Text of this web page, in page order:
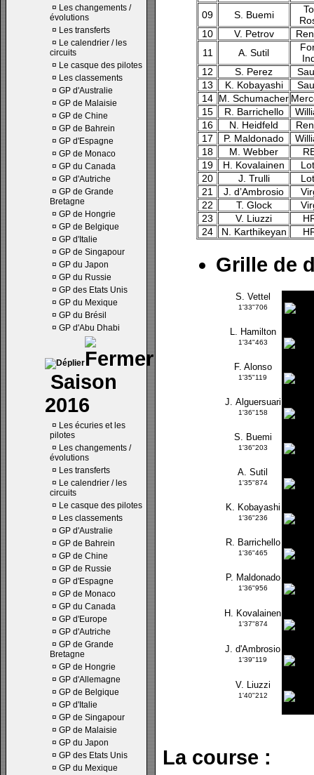
¤ Les changements /
évolutions
¤ Les transferts
¤ Le calendrier / les
circuits
¤ Le casque des pilotes
¤ Les classements
¤ GP d'Australie
¤ GP de Malaisie
¤ GP de Chine
¤ GP de Bahrein
¤ GP d'Espagne
¤ GP de Monaco
¤ GP du Canada
¤ GP d'Autriche
¤ GP de Grande
Bretagne
¤ GP de Hongrie
¤ GP de Belgique
¤ GP d'Italie
¤ GP de Singapour
¤ GP du Japon
¤ GP du Russie
¤ GP des Etats Unis
¤ GP du Mexique
¤ GP du Brésil
¤ GP d'Abu Dhabi
Saison
2016
¤ Les écuries et les
pilotes
¤ Les changements /
évolutions
¤ Les transferts
¤ Le calendrier / les
circuits
¤ Le casque des pilotes
¤ Les classements
¤ GP d'Australie
¤ GP de Bahrein
¤ GP de Chine
¤ GP de Russie
¤ GP d'Espagne
¤ GP de Monaco
¤ GP du Canada
¤ GP d'Europe
¤ GP d'Autriche
¤ GP de Grande
Bretagne
¤ GP de Hongrie
¤ GP d'Allemagne
¤ GP de Belgique
¤ GP d'Italie
¤ GP de Singapour
¤ GP de Malaisie
¤ GP du Japon
¤ GP des Etats Unis
¤ GP du Mexique
09
S. Buemi
10
V. Petrov
11
A. Sutil
12
S. Perez
13
K. Kobayashi
14 M. Schumacher
15
R. Barrichello
16
N. Heidfeld
17
P. Maldonado
18
M. Webber
19
H. Kovalainen
20
J. Trulli
21
J. d’Ambrosio
22
T. Glock
23
V. Liuzzi
24
N. Karthikeyan
Grille de
S. Vettel
1'33"706
L. Hamilton
1'34"463
F. Alonso
1'35"119
J. Alguersuari
1'36"158
S. Buemi
1'36"203
A. Sutil
1'35"874
K. Kobayashi
1'36"236
R. Barrichello
1'36"465
P. Maldonado
1'36"956
H. Kovalainen
1'37"874
J. d'Ambrosio
1'39"119
V. Liuzzi
1'40"212
La course :